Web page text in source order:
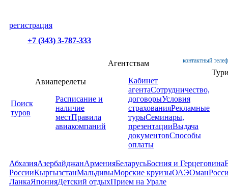
регистрация
+7 (343) 3-787-333
контактный
Поиск
туров
Авиаперелеты
Расписание и
наличие
местПравила
авиакомпаний
Агентствам
Кабинет
агентаСотрудничество,
договорыУсловия
страхованияРекламные
турыСеминары,
презентацииВыдача
документовСпособы
оплаты
АбхазияАзербайджанАрменияБеларусьБосния и Герцеговина
РоссииКыргызстанМальдивыМорские круизыОАЭОман
ЛанкаЯпонияДетский отдыхПрием на Урале